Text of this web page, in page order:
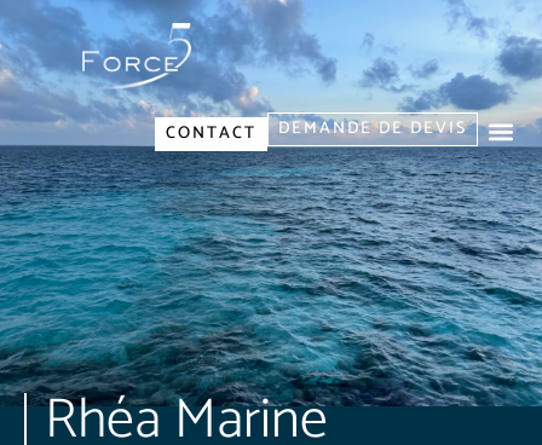
DEMANDE DE DEVIS
CONTACT
Rhéa Marine